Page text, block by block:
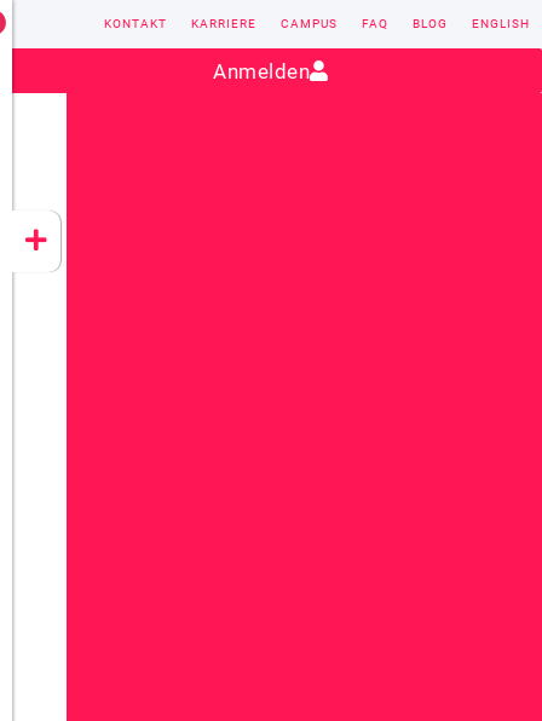
CONZEPT 16
YEET
Kontakt:sales@vectorsoft.de
KONTAKT KARRIERE CAMPUS FAQ BLOG ENGLISH
Anmelden